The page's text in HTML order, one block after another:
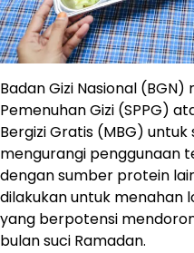
Badan Gizi Nasional
Pemenuhan Gizi (SPPG)
Bergizi Gratis (MBG)
mengurangi penggunaan
dengan sumber protein
dilakukan untuk menahan
yang berpotensi
bulan suci Ramadan.